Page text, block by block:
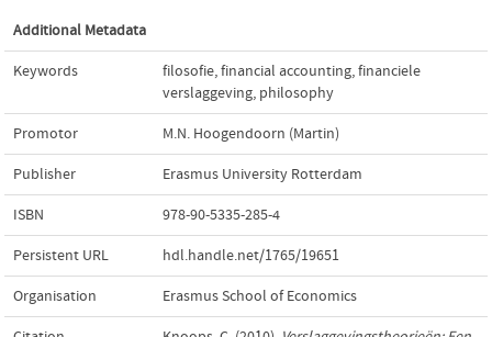
Additional Metadata
Keywords filosofie,financial accounting,financiele
verslaggeving, philosophy
Promotor M.N. Hoogendoorn (Martin)
Publisher Erasmus University Rotterdam
ISBN 978-90-5335-285-4
Persistent URL hdl.handle.net/1765/19651
Organisation Erasmus School of Economics